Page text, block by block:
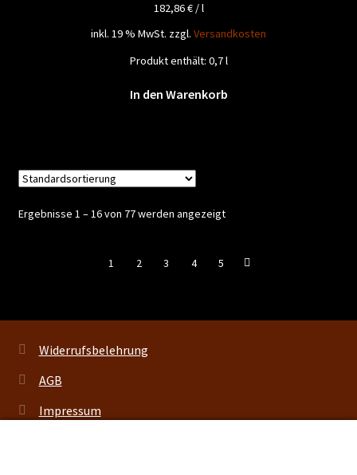
182,86€/l
inkl. 19 % MwSt. zzgl. Versandkosten
Produkt enthält: 0,7l
In den Warenkorb
Ergebnisse 1 – 16 von 77 werden angezeigt
1 2 3 4 5
Widerrufsbelehrung
AGB
Impressum